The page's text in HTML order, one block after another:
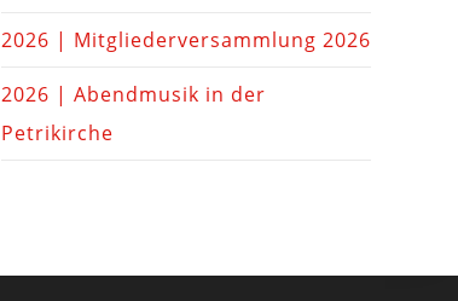
2026 | Mitgliederversammlung 2026
2026 | Abendmusik in der
Petrikirche